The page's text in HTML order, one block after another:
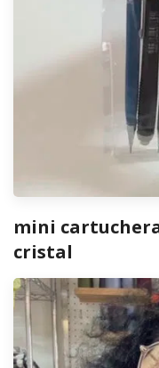
mini
cristal